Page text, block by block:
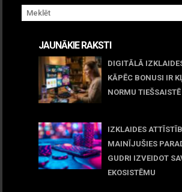
JAUNĀKIE RAKSTI
DIGITĀLĀ
KĀPĒC BONUSI IR
NORMU TIEŠSAISTĒ
IZKLAIDES
MAINĪJUŠIES
GUDRI IZVEIDOT
EKOSISTĒMU